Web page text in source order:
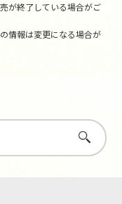
が終了している場合がご
情報は変更になる場合が
さがす